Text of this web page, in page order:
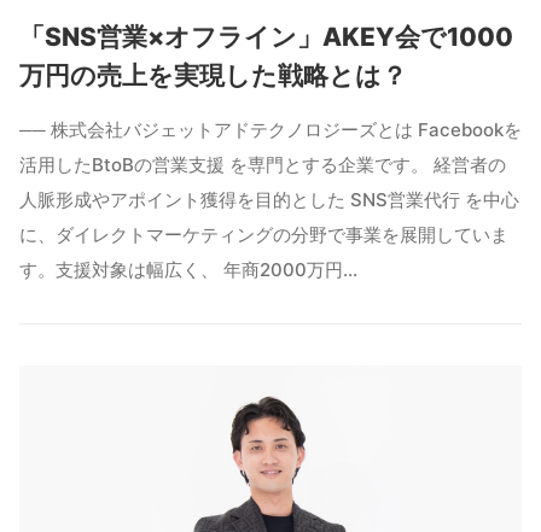
「SNS営業×オフライン」AKEY会で1000
万円の売上を実現した戦略とは？
── 株式会社バジェットアドテクノロジーズとは Facebookを
活用したBtoBの営業支援 を専門とする企業です。 経営者の
人脈形成やアポイント獲得を目的とした SNS営業代行 を中心
に、ダイレクトマーケティングの分野で事業を展開していま
す。支援対象は幅広く、 年商2000万円…